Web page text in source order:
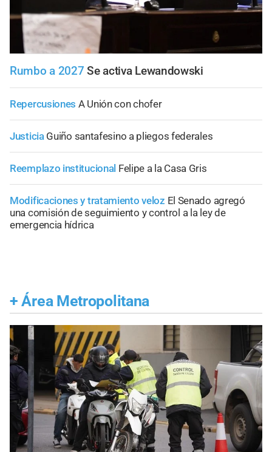
Rumbo a 2027 Se activa Lewandowski
Repercusiones A Unión con chofer
Justicia Guiño santafesino a pliegos federales
Reemplazo institucional Felipe a la Casa Gris
Modificaciones y tratamiento veloz El Senado agregó
una comisión de seguimiento y control a la ley de
emergencia hídrica
+ Área Metropolitana